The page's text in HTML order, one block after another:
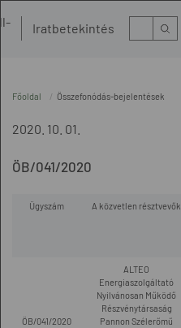
Iratbetekintés Kereső
Főoldal Összefonódás-bejelentések
2020. 10. 01.
ÖB/041/2020
Ügyszám A közvetlen résztvevők
ÖB/041/2020
ALTEO
Energiaszolgáltató
Nyilvánosan Működő
Részvénytársaság
Pannon Szélerőmű